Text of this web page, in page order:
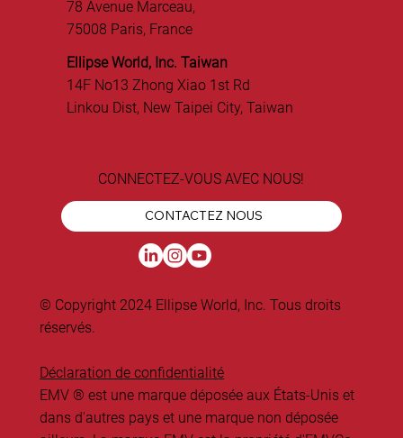
78 Avenue Marceau,
75008 Paris, France
Ellipse World, Inc. Taiwan
14F No13 Zhong Xiao 1st Rd
Linkou Dist, New Taipei City, Taiwan
CONNECTEZ-VOUS AVEC NOUS!
CONTACTEZ NOUS
© Copyright 2024 Ellipse World, Inc. Tous droits
réservés.
Déclaration de confidentialité
EMV ® est une marque déposée aux États-Unis et
dans d'autres pays et une marque non déposée